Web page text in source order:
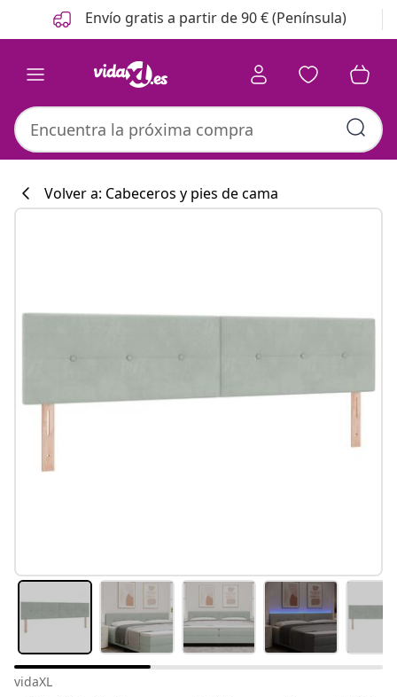
Anterior
Siguiente Envío gratis a partir de 90 € (Península)
Volver a: Cabeceros y pies de cama
vidaXL